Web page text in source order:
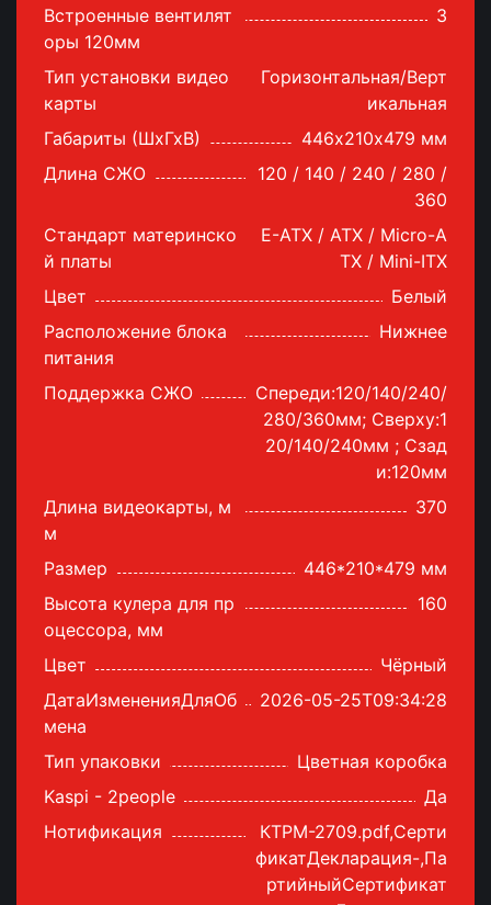
Встроенные вентилят
оры 120мм
3
Тип установки видео
карты
Горизонтальная/Верт
икальная
Габариты (ШхГхВ)
446х210х479 мм
Длина СЖО
120 / 140 / 240 / 280 /
360
Стандарт материнско
й платы
E-ATX / ATX / Micro-A
TX / Mini-ITX
Цвет
Белый
Расположение блока
питания
Нижнее
Поддержка СЖО
Спереди:120/140/240/
280/360мм; Сверху:1
20/140/240мм ; Сзад
и:120мм
Длина видеокарты, м
м
370
Размер
446*210*479 мм
Высота кулера для пр
оцессора, мм
160
Цвет
Чёрный
ДатаИзмененияДляОб
мена
2026-05-25T09:34:28
Тип упаковки
Цветная коробка
Kaspi - 2people
Да
Нотификация
КТРМ-2709.pdf,Серти
фикатДекларация-,Па
ртийныйСертификат